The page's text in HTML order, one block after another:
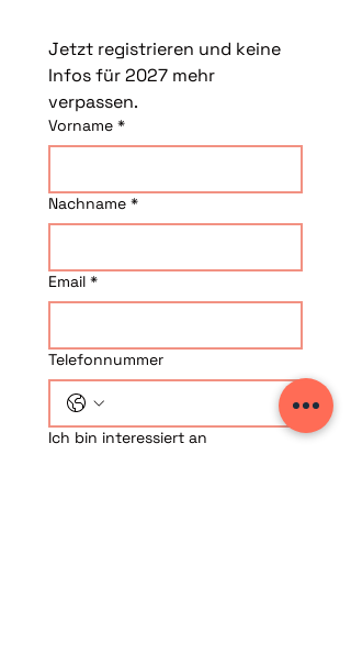
Jetzt registrieren und keine
Infos für 2027 mehr
verpassen.
Vorname *
Nachname *
Email *
Telefonnummer
Ich bin interessiert an